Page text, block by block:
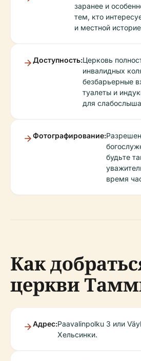
заранее и
тем, кто
и местной
Доступность:Церковь
инвалидных
безбарьерные
туалеты и
для
Фотографирование:
будьте
время
Как
церкви
Адрес:Paavalinpolku 3 или
Хельсинки.